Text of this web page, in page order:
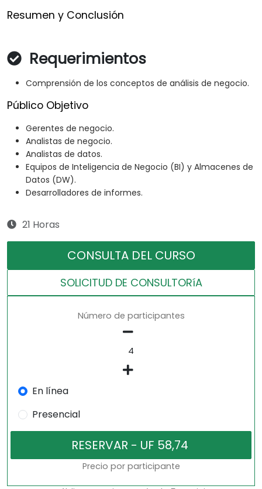
Resumen y Conclusión
Requerimientos
Comprensión de los conceptos de análisis de negocio.
Público Objetivo
Gerentes de negocio.
Analistas de negocio.
Analistas de datos.
Equipos de Inteligencia de Negocio (BI) y Almacenes de
Datos (DW).
Desarrolladores de informes.
21 Horas
CONSULTA DEL CURSO
SOLICITUD DE CONSULTORíA
Número de participantes
En línea
Presencial
Precio por participante